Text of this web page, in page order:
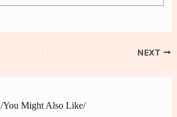
NEXT
/You Might Also Like/